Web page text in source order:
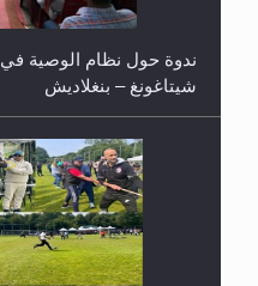
ندوة حول نظام الوصية في
شيتاغونغ – بنغلاديش